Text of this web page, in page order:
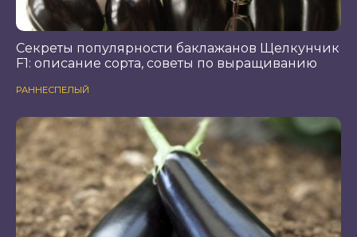
Секреты популярности баклажанов Щелкунчик
F1: описание сорта, советы по выращиванию
РАННЕСПЕЛЫЙ